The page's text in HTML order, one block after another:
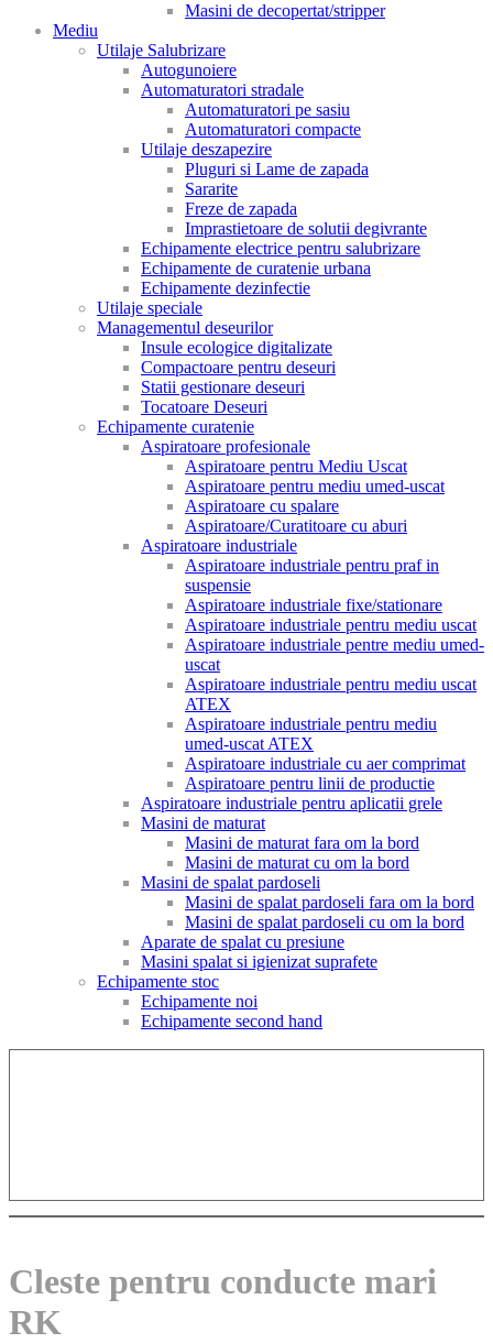
Masini de decopertat/stripper
Mediu
Utilaje Salubrizare
Autogunoiere
Automaturatori stradale
Automaturatori pe sasiu
Automaturatori compacte
Utilaje deszapezire
Pluguri si Lame de zapada
Sararite
Freze de zapada
Imprastietoare de solutii degivrante
Echipamente electrice pentru salubrizare
Echipamente de curatenie urbana
Echipamente dezinfectie
Utilaje speciale
Managementul deseurilor
Insule ecologice digitalizate
Compactoare pentru deseuri
Statii gestionare deseuri
Tocatoare Deseuri
Echipamente curatenie
Aspiratoare profesionale
Aspiratoare pentru Mediu Uscat
Aspiratoare pentru mediu umed-uscat
Aspiratoare cu spalare
Aspiratoare/Curatitoare cu aburi
Aspiratoare industriale
Aspiratoare industriale pentru praf in
suspensie
Aspiratoare industriale fixe/stationare
Aspiratoare industriale pentru mediu uscat
Aspiratoare industriale pentre mediu umed-
uscat
Aspiratoare industriale pentru mediu uscat
ATEX
Aspiratoare industriale pentru mediu
umed-uscat ATEX
Aspiratoare industriale cu aer comprimat
Aspiratoare pentru linii de productie
Aspiratoare industriale pentru aplicatii grele
Masini de maturat
Masini de maturat fara om la bord
Masini de maturat cu om la bord
Masini de spalat pardoseli
Masini de spalat pardoseli fara om la bord
Masini de spalat pardoseli cu om la bord
Aparate de spalat cu presiune
Masini spalat si igienizat suprafete
Echipamente stoc
Echipamente noi
Echipamente second hand
Cleste pentru conducte mari
RK